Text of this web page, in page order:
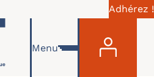
Adhérez !
Menu